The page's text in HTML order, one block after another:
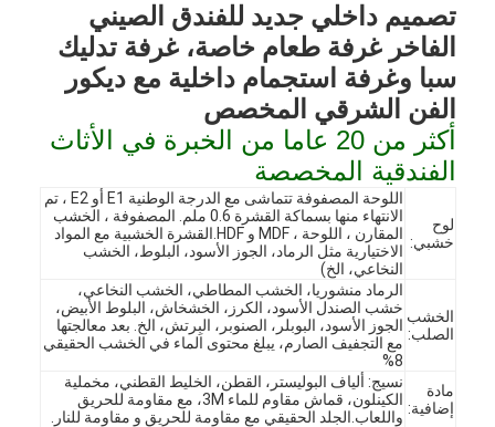
تصميم داخلي جديد للفندق الصيني
الفاخر غرفة طعام خاصة، غرفة تدليك
سبا وغرفة استجمام داخلية مع ديكور
الفن الشرقي المخصص
أكثر من 20 عاما من الخبرة في الأثاث
الفندقية المخصصة
لوح
خشبي:
اللوحة المصفوفة تتماشى مع الدرجة الوطنية E1 أو E2 ، تم
الانتهاء منها بسماكة القشرة 0.6 ملم. المصفوفة ، الخشب
المقارن ، اللوحة ، MDF و HDF.القشرة الخشبية مع المواد
الاختيارية مثل الرماد، الجوز الأسود، البلوط، الخشب
النخاعي، الخ)
الخشب
الصلب:
الرماد منشوريا، الخشب المطاطي، الخشب النخاعي،
خشب الصندل الأسود، الكرز، الخشخاش، البلوط الأبيض،
الجوز الأسود، البوبلر، الصنوبر، البِرتش، الخ. بعد معالجتها
مع التجفيف الصارم، يبلغ محتوى الماء في الخشب الحقيقي
8%
مادة
إضافية:
نسيج: ألياف البوليستر، القطن، الخليط القطني، مخملية
الكينلون، قماش مقاوم للماء 3M، مع مقاومة للحريق
واللعاب.الجلد الحقيقي مع مقاومة للحريق و مقاومة للنار.